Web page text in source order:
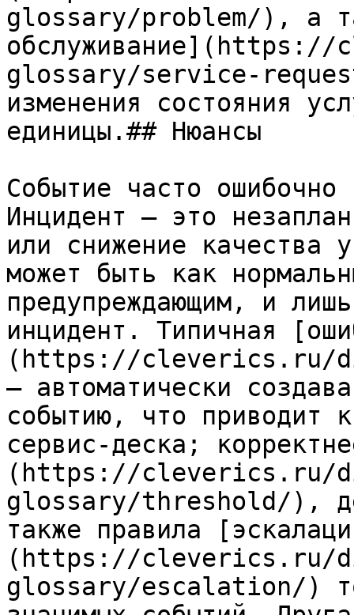
glossary/problem/), а
glossary/service-
изменения состояния
единицы.## Нюансы
Событие часто
Инцидент — это
или снижение качества
может быть как
предупреждающим, и
инцидент. Типичная
(https://cleverics.ru/
— автоматически
событию, что приводит
сервис-деска;
(https://cleverics.ru/
glossary/threshold/),
также правила
(https://cleverics.ru/
glossary/escalation/)